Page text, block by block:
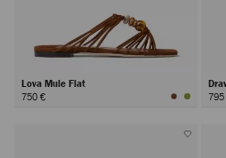
Lova Mule Flat
750 €